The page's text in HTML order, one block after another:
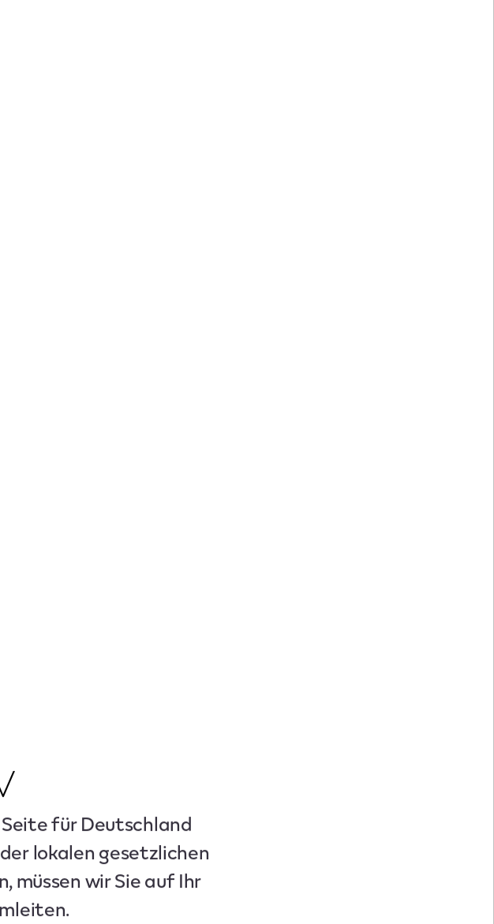
für Deutschland
lokalen gesetzlichen
müssen wir Sie auf Ihr